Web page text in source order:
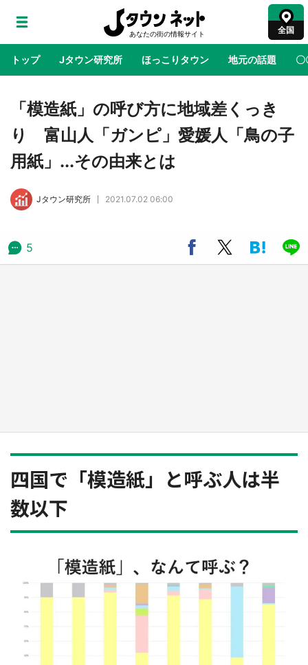
全国
トップ Jタウン研究所 ほっこりタウン 地元の話題 〇
地域×二次元 絶景 あの時はありがとう 物語がはじ
鳥取・境港「ゲゲゲの妖怪楽園」限定だった鬼
太郎グッズ買える 銀座・博品館TOY PARKへ
「模造紙」の呼び方に地域差くっき
り 富山人「ガンピ」愛媛人「鳥の子
用紙」...その由来とは
Jタウン研究所 2021.07.02 06:00
5
四国で「模造紙」と呼ぶ人は半
数以下